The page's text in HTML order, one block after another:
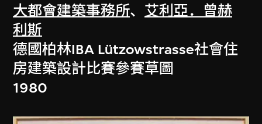
大都會建築事務所、 艾利亞．曾赫
利斯
德國柏林IBA Lützowstrasse社會住
房建築設計比賽參賽草圖
1980